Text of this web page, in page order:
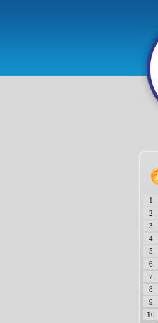
1.
2.
3.
4.
5.
6.
7.
8.
9.
10.